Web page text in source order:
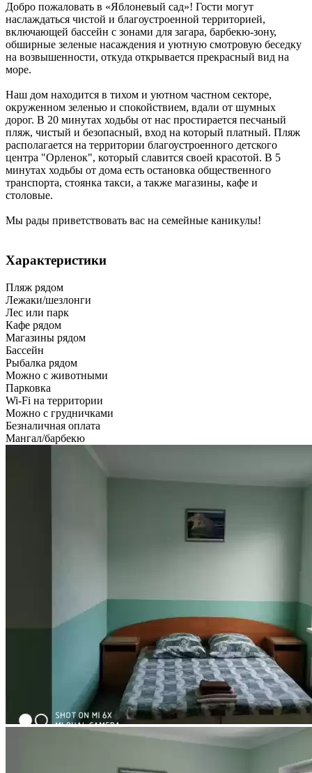
Добро пожаловать в «Яблоневый сад»! Гости могут
наслаждаться чистой и благоустроенной территорией,
включающей бассейн с зонами для загара, барбекю-зону,
обширные зеленые насаждения и уютную смотровую беседку
на возвышенности, откуда открывается прекрасный вид на
море.
Наш дом находится в тихом и уютном частном секторе,
окруженном зеленью и спокойствием, вдали от шумных
дорог. В 20 минутах ходьбы от нас простирается песчаный
пляж, чистый и безопасный, вход на который платный. Пляж
располагается на территории благоустроенного детского
центра "Орленок", который славится своей красотой. В 5
минутах ходьбы от дома есть остановка общественного
транспорта, стоянка такси, а также магазины, кафе и
столовые.
Мы рады приветствовать вас на семейные каникулы!
Характеристики
Пляж рядом
Лежаки/шезлонги
Лес или парк
Кафе рядом
Магазины рядом
Бассейн
Рыбалка рядом
Можно с животными
Парковка
Wi-Fi на территории
Можно с грудничками
Безналичная оплата
Мангал/барбекю